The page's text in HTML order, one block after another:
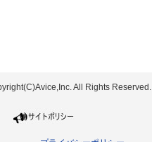
All Rights Reserved.